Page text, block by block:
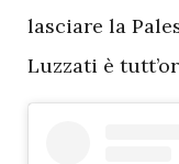
lasciare la
Luzzati è